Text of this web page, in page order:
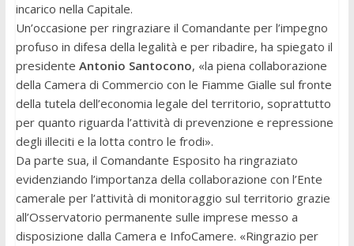
incarico nella Capitale.
Un’occasione per ringraziare il Comandante per l’impegno
profuso in difesa della legalità e per ribadire, ha spiegato il
presidente Antonio Santocono, «la piena collaborazione
della Camera di Commercio con le Fiamme Gialle sul fronte
della tutela dell’economia legale del territorio, soprattutto
per quanto riguarda l’attività di prevenzione e repressione
degli illeciti e la lotta contro le frodi».
Da parte sua, il Comandante Esposito ha ringraziato
evidenziando l’importanza della collaborazione con l’Ente
camerale per l’attività di monitoraggio sul territorio grazie
all’Osservatorio permanente sulle imprese messo a
disposizione dalla Camera e InfoCamere. «Ringrazio per